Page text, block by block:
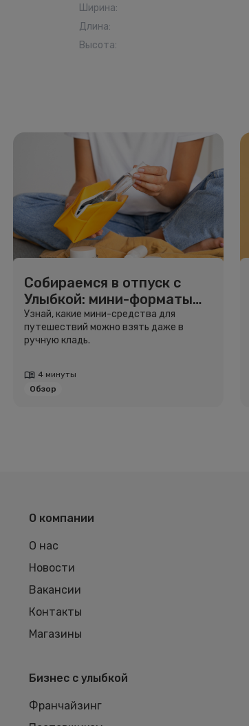
Ширина:
Длина:
Высота:
Собираемся в отпуск с
Улыбкой: мини-форматы
для путешествий
Узнай, какие мини-средства для
путешествий можно взять даже в
ручную кладь.
4 минуты
Обзор
О компании
О нас
Новости
Вакансии
Контакты
Магазины
Бизнес с улыбкой
Франчайзинг